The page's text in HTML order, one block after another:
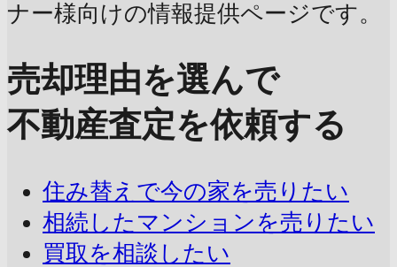
ナー様向けの情報提供ページです。
売却理由を選んで
不動産査定を依頼する
住み替えで今の家を売りたい
相続したマンションを売りたい
買取を相談したい